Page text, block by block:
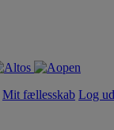
Mit fællesskab Log ud